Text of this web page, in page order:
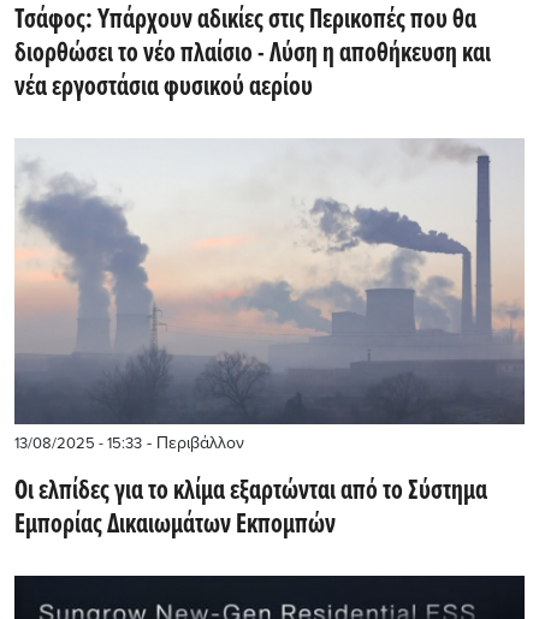
Τσάφος: Yπάρχουν αδικίες στις Περικοπές που θα
διορθώσει το νέο πλαίσιο - Λύση η αποθήκευση και
νέα εργοστάσια φυσικού αερίου
13/08/2025 - 15:33 - Περιβάλλον
Οι ελπίδες για το κλίμα εξαρτώνται από το Σύστημα
Εμπορίας Δικαιωμάτων Εκπομπών